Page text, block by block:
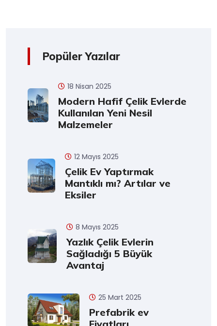
Popüler Yazılar
18 Nisan 2025
Modern Hafif Çelik Evlerde
Kullanılan Yeni Nesil
Malzemeler
12 Mayıs 2025
Çelik Ev Yaptırmak
Mantıklı mı? Artılar ve
Eksiler
8 Mayıs 2025
Yazlık Çelik Evlerin
Sağladığı 5 Büyük
Avantaj
25 Mart 2025
Prefabrik ev